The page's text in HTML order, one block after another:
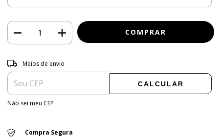
Entregas para o CEP:
Meios de envio
CALCULAR
Não sei meu CEP
Compra Segura